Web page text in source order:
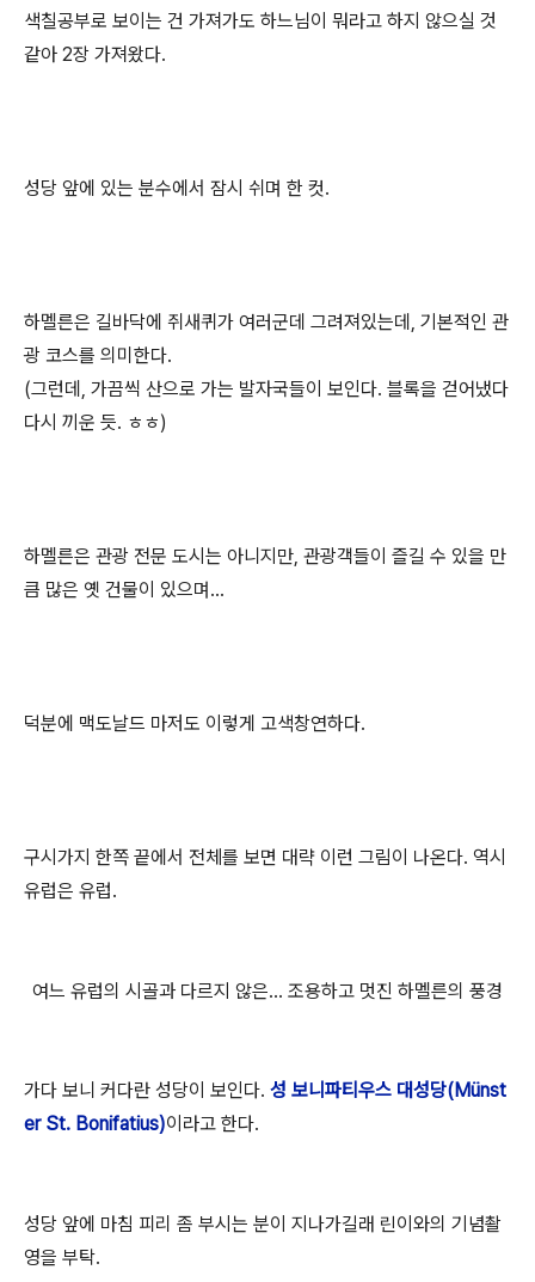
색칠공부로 보이는 건 가져가도 하느님이 뭐라고 하지 않으실 것
같아 2장 가져왔다.
성당 앞에 있는 분수에서 잠시 쉬며 한 컷.
하멜른은 길바닥에 쥐새퀴가 여러군데 그려져있는데, 기본적인 관
광 코스를 의미한다.
(그런데, 가끔씩 산으로 가는 발자국들이 보인다. 블록을 걷어냈다
다시 끼운 듯. ㅎㅎ)
하멜른은 관광 전문 도시는 아니지만, 관광객들이 즐길 수 있을 만
큼 많은 옛 건물이 있으며...
덕분에 맥도날드 마저도 이렇게 고색창연하다.
구시가지 한쪽 끝에서 전체를 보면 대략 이런 그림이 나온다. 역시
유럽은 유럽.
여느 유럽의 시골과 다르지 않은... 조용하고 멋진 하멜른의 풍경
가다 보니 커다란 성당이 보인다. 성 보니파티우스 대성당(Münst
er St. Bonifatius)이라고 한다.
성당 앞에 마침 피리 좀 부시는 분이 지나가길래 린이와의 기념촬
영을 부탁.